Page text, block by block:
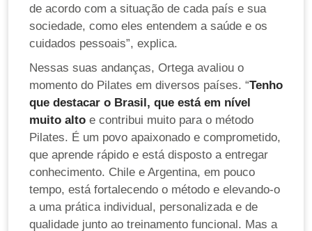
de acordo com a situação de cada país e sua
sociedade, como eles entendem a saúde e os
cuidados pessoais”, explica.
Nessas suas andanças, Ortega avaliou o
momento do Pilates em diversos países. “Tenho
que destacar o Brasil, que está em nível
muito alto e contribui muito para o método
Pilates. É um povo apaixonado e comprometido,
que aprende rápido e está disposto a entregar
conhecimento. Chile e Argentina, em pouco
tempo, está fortalecendo o método e elevando-o
a uma prática individual, personalizada e de
qualidade junto ao treinamento funcional. Mas a